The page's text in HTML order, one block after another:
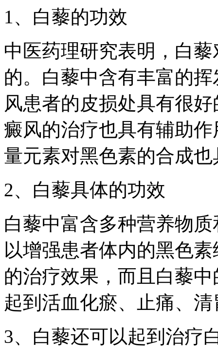
1、白藜的功效
中医药理研究表明，白
的。白藜中含有丰富的
风患者的皮损处具有很
癜风的治疗也具有辅助
量元素对黑色素的合成
2、白藜具体的功效
白藜中富含多种营养物
以增强患者体内的黑色
的治疗效果，而且白藜
起到活血化瘀、止痛、
3、白藜还可以起到治疗